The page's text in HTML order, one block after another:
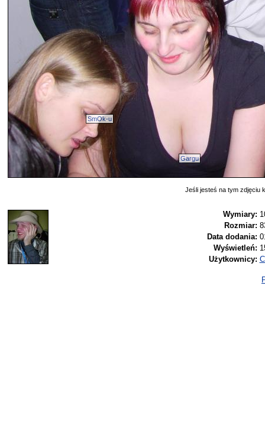
Gargu
SmOk-u
Jeśli jesteś na tym zdjęciu
Wymiary:
Rozmiar:
Data dodania:
Wyświetleń:
Użytkownicy: